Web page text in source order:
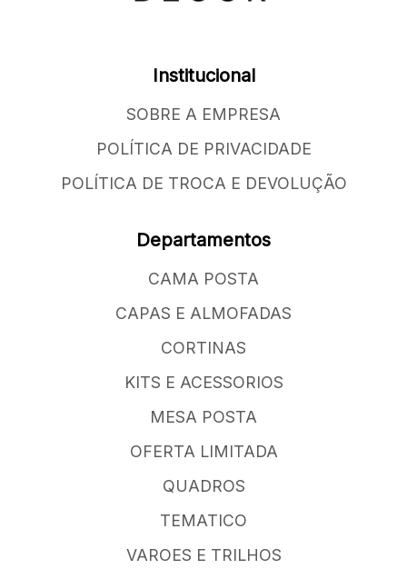
Institucional
SOBRE A EMPRESA
POLÍTICA DE PRIVACIDADE
POLÍTICA DE TROCA E DEVOLUÇÃO
Departamentos
CAMA POSTA
CAPAS E ALMOFADAS
CORTINAS
KITS E ACESSORIOS
MESA POSTA
OFERTA LIMITADA
QUADROS
TEMATICO
VAROES E TRILHOS